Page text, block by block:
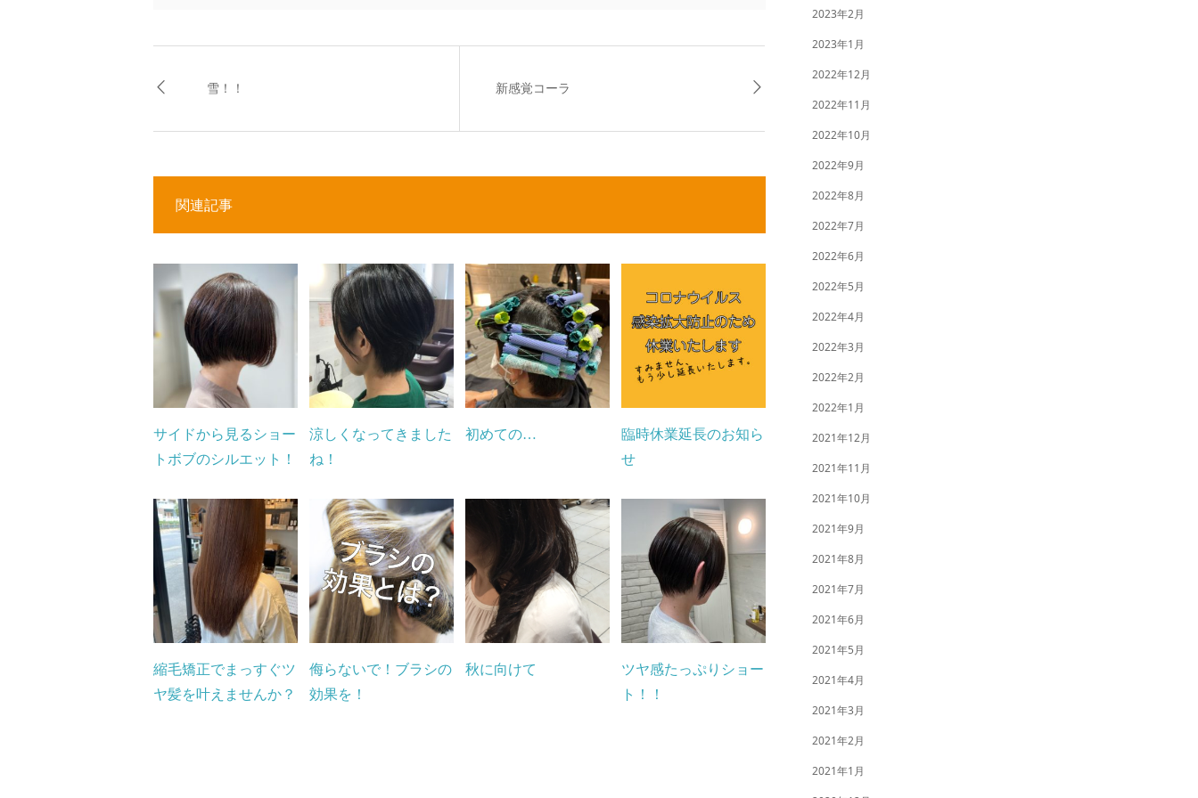
雪！！ 新感覚コーラ
関連記事
サイドから見るショー
トボブのシルエット！
涼しくなってきました
ね！
初めての…
臨時休業延長のお知ら
せ
縮毛矯正でまっすぐツ
ヤ髪を叶えませんか？
侮らないで！ブラシの
効果を！
秋に向けて
ツヤ感たっぷりショー
ト！！
2023年2月
2023年1月
2022年12月
2022年11月
2022年10月
2022年9月
2022年8月
2022年7月
2022年6月
2022年5月
2022年4月
2022年3月
2022年2月
2022年1月
2021年12月
2021年11月
2021年10月
2021年9月
2021年8月
2021年7月
2021年6月
2021年5月
2021年4月
2021年3月
2021年2月
2021年1月